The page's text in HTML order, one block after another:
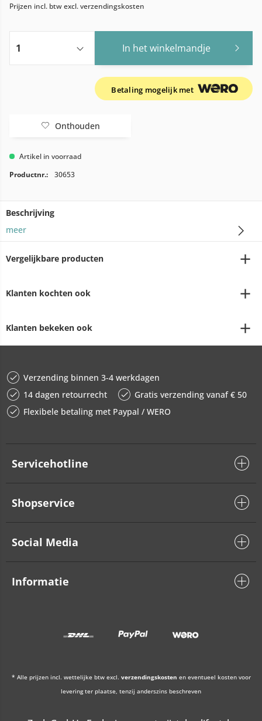
Prijzen incl. btwexcl. verzendingskosten
In het winkelmandje
Betaling mogelijk met
Onthouden
Artikel in voorraad
Productnr.:
30653
Beschrijving
meer
Vergelijkbare producten
Klanten kochten ook
Klanten bekeken ook
Verzending binnen 3-4 werkdagen
14 dagen retourrecht
Gratis verzending vanaf € 50
Flexibele betaling met Paypal / WERO
Servicehotline
Shopservice
Social Media
Informatie
* Alle prijzen incl. wettelijke btw excl. verzendingskosten en eventueel kosten voor
levering ter plaatse, tenzij anderszins beschreven